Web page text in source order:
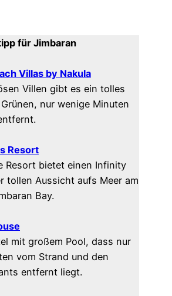
für Jimbaran
Villas by Nakula
Villen gibt es ein tolles
nur wenige Minuten
Resort
Resort bietet einen Infinity
tollen Aussicht aufs Meer am
Bay.
mit großem Pool, dass nur
vom Strand und den
entfernt liegt.